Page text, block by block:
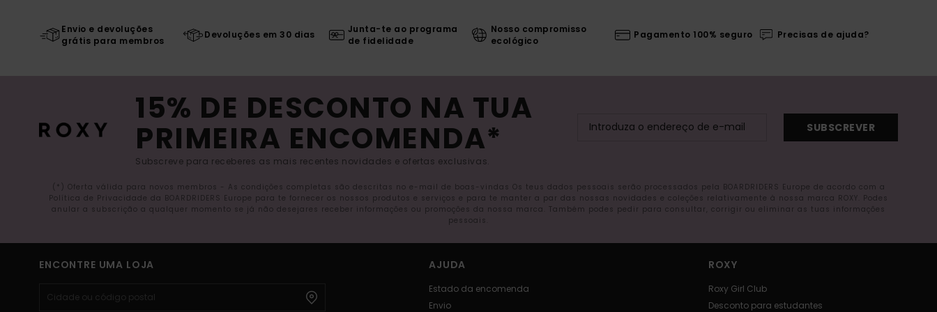
Envio e devoluções
grátis para membros
Devoluções em 30 dias
Junta-te ao programa
de fidelidade
Nosso compromisso
ecológico
Pagamento 100% seguro Precisas de ajuda?
15% DE DESCONTO NA TUA
PRIMEIRA ENCOMENDA*
Subscreve para receberes as mais recentes novidades e ofertas exclusivas.
SUBSCREVER
(*) Oferta válida para novos membros - As condições completas são descritas no e-mail de boas-vindas Os teus dados pessoais serão processados pela BOARDRIDERS Europe de acordo com a
Política de Privacidade da BOARDRIDERS Europe para te fornecer os nossos produtos e serviços e para te manter a par das nossas novidades e coleções relativamente à nossa marca ROXY. Podes
anular a subscrição a qualquer momento se já não desejares receber informações ou promoções da nossa marca. Também podes pedir para consultar, corrigir ou eliminar as tuas informações
pessoais.
ENCONTRE UMA LOJA AJUDA
Estado da encomenda
Envio
ROXY
Roxy Girl Club
Desconto para estudantes